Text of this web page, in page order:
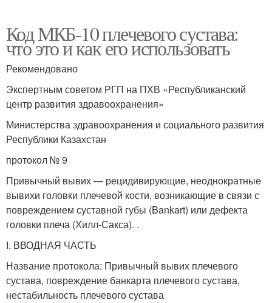
Код МКБ-10 плечевого сустава:
что это и как его использовать
Рекомендовано
Экспертным советом РГП на ПХВ «Республиканский
центр развития здравоохранения»
Министерства здравоохранения и социального развития
Республики Казахстан
протокол № 9
Привычный вывих — рецидивирующие, неоднократные
вывихи головки плечевой кости, возникающие в связи с
повреждением суставной губы (Bankart) или дефекта
головки плеча (Хилл-Сакса). .
I. ВВОДНАЯ ЧАСТЬ
Название протокола: Привычный вывих плечевого
сустава, повреждение банкарта плечевого сустава,
нестабильность плечевого сустава